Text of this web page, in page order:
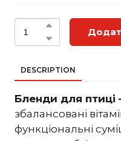
DESCRIPTION
Бленди для птиці
збалансовані
функціональні